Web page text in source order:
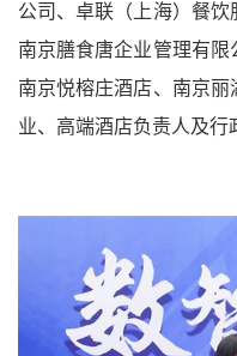
公司、卓联（上海）餐饮
南京膳食唐企业管理有限
南京悦榕庄酒店、南京
业、高端酒店负责人及行